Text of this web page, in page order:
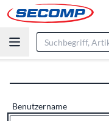
Benutzername